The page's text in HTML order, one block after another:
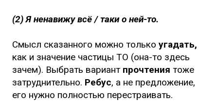
(2) Я ненавижу всё / таки о ней-то.
Смысл сказанного можно только угадать,
как и значение частицы ТО (она-то здесь
зачем). Выбрать вариант прочтения тоже
затруднительно. Ребус, а не предложение,
его нужно полностью перестраивать.